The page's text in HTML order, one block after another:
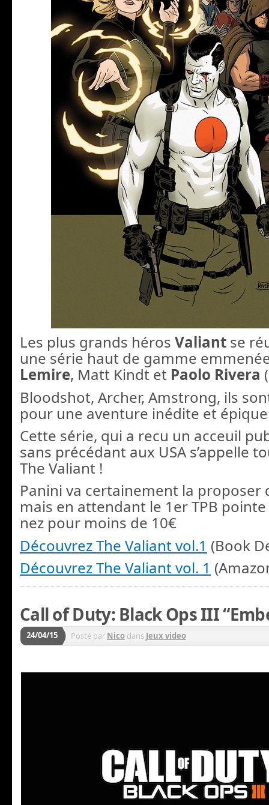
Les plus grands héros Valiant se
une série haut de gamme
Lemire, Matt Kindt et Paolo Rivera
Bloodshot, Archer, Amstrong, ils
pour une aventure inédite et
Cette série, qui a recu un acceuil
sans précédant aux USA s’appelle
The Valiant !
Panini va certainement la proposer
mais en attendant le 1er TPB
nez pour moins de 10€
Découvrez The Valiant vol.1 (Book
Découvrez The Valiant vol. 1
Call of Duty: Black Ops III
24/04/15 Posté par Nico dans Jeux video